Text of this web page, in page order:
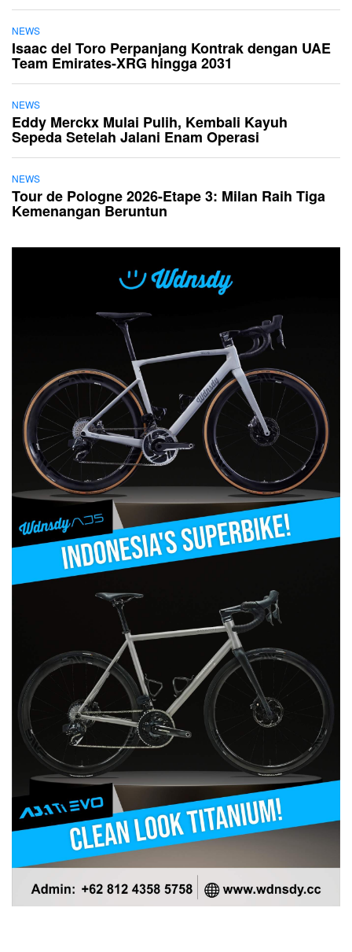
NEWS
Isaac del Toro Perpanjang Kontrak dengan UAE
Team Emirates-XRG hingga 2031
NEWS
Eddy Merckx Mulai Pulih, Kembali Kayuh
Sepeda Setelah Jalani Enam Operasi
NEWS
Tour de Pologne 2026-Etape 3: Milan Raih Tiga
Kemenangan Beruntun